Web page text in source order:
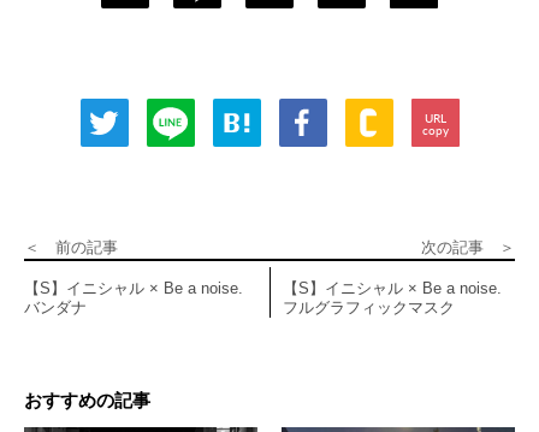
URL
copy
＜ 前の記事 次の記事 ＞
【S】イニシャル × Be a noise.
バンダナ
【S】イニシャル × Be a noise.
フルグラフィックマスク
おすすめの記事